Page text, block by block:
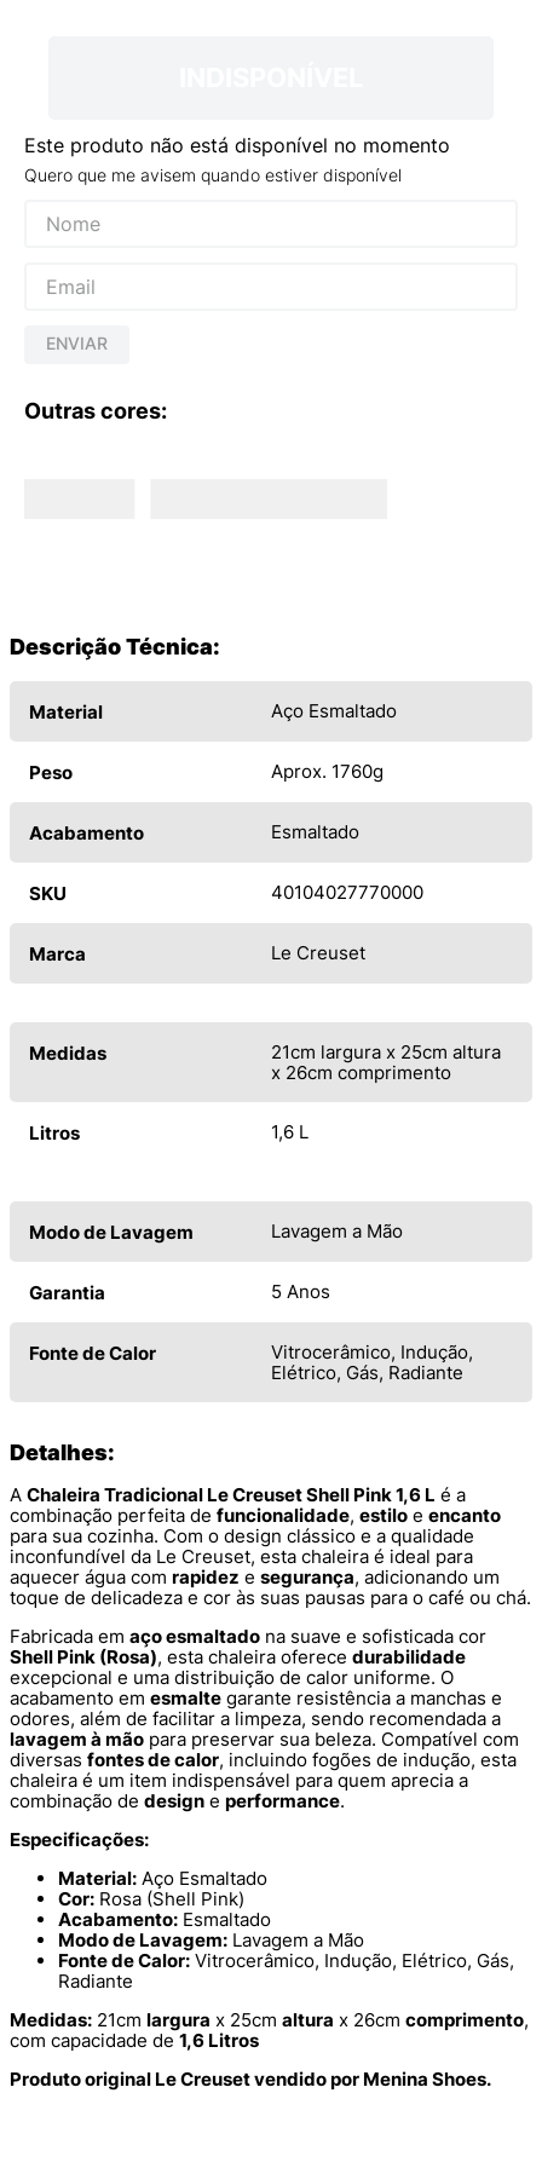
Este produto não está disponível no momento
Quero que me avisem quando estiver disponível
ENVIAR
Outras cores:
Descrição Técnica:
Material Aço Esmaltado
Peso Aprox. 1760g
Acabamento Esmaltado
SKU 40104027770000
Marca Le Creuset
Medidas
21cm largura x 25cm altura
x 26cm comprimento
Litros 1,6 L
Modo de Lavagem Lavagem a Mão
Garantia 5 Anos
Fonte de Calor
Vitrocerâmico, Indução,
Elétrico, Gás, Radiante
Detalhes:
A Chaleira Tradicional Le Creuset Shell Pink 1,6 L é a
combinação perfeita de funcionalidade, estilo e encanto
para sua cozinha. Com o design clássico e a qualidade
inconfundível da Le Creuset, esta chaleira é ideal para
aquecer água com rapidez e segurança, adicionando um
toque de delicadeza e cor às suas pausas para o café ou chá.
Fabricada em aço esmaltado na suave e sofisticada cor
Shell Pink (Rosa), esta chaleira oferece durabilidade
excepcional e uma distribuição de calor uniforme. O
acabamento em esmalte garante resistência a manchas e
odores, além de facilitar a limpeza, sendo recomendada a
lavagem à mão para preservar sua beleza. Compatível com
diversas fontes de calor, incluindo fogões de indução, esta
chaleira é um item indispensável para quem aprecia a
combinação de design e performance.
Especificações:
Material: Aço Esmaltado
Cor: Rosa (Shell Pink)
Acabamento: Esmaltado
Modo de Lavagem: Lavagem a Mão
Fonte de Calor: Vitrocerâmico, Indução, Elétrico, Gás,
Radiante
Medidas: 21cm largura x 25cm altura x 26cm comprimento,
com capacidade de 1,6 Litros
Produto original Le Creuset vendido por Menina Shoes.